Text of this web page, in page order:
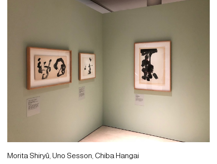
Morita Shiryû, Uno Sesson, Chiba Hangai